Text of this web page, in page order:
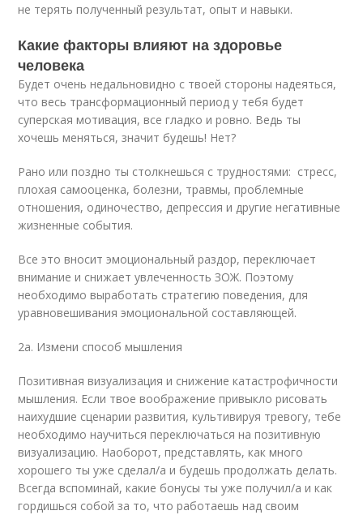
не терять полученный результат, опыт и навыки.
Какие факторы влияют на здоровье
человека
Будет очень недальновидно с твоей стороны надеяться,
что весь трансформационный период у тебя будет
суперская мотивация, все гладко и ровно. Ведь ты
хочешь меняться, значит будешь! Нет?
Рано или поздно ты столкнешься с трудностями: стресс,
плохая самооценка, болезни, травмы, проблемные
отношения, одиночество, депрессия и другие негативные
жизненные события.
Все это вносит эмоциональный раздор, переключает
внимание и снижает увлеченность ЗОЖ. Поэтому
необходимо выработать стратегию поведения, для
уравновешивания эмоциональной составляющей.
2а. Измени способ мышления
Позитивная визуализация и снижение катастрофичности
мышления. Если твое воображение привыкло рисовать
наихудшие сценарии развития, культивируя тревогу, тебе
необходимо научиться переключаться на позитивную
визуализацию. Наоборот, представлять, как много
хорошего ты уже сделал/а и будешь продолжать делать.
Всегда вспоминай, какие бонусы ты уже получил/а и как
гордишься собой за то, что работаешь над своим